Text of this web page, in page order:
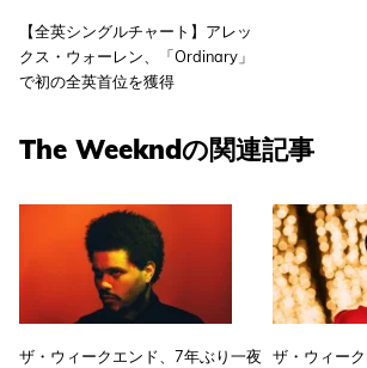
【全英シングルチャート】アレッ
クス・ウォーレン、「Ordinary」
で初の全英首位を獲得
The Weekndの関連記事
ザ・ウィークエンド、7年ぶり一夜
ザ・ウィー